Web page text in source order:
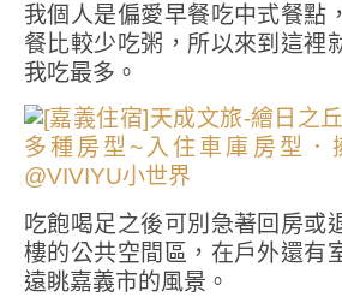
我個人是偏愛早餐吃中式餐點
餐比較少吃粥，所以來到這裡
我吃最多。
吃飽喝足之後可別急著回房或
樓的公共空間區，在戶外還有
遠眺嘉義市的風景。